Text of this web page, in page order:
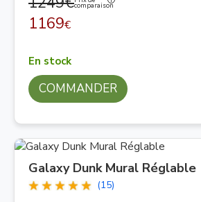
comparaison
1169€
En stock
COMMANDER
Galaxy Dunk Mural Réglable
(15)